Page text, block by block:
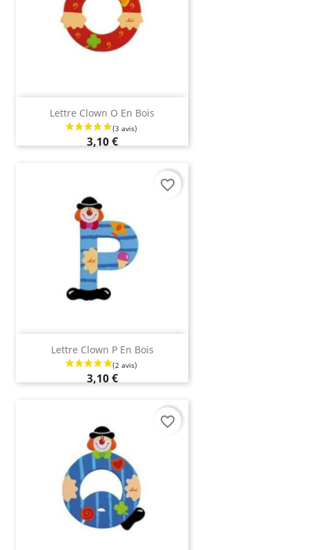
Lettre Clown O En Bois
3,10 €
Lettre Clown P En Bois
3,10 €
favorite_border
favorite_border